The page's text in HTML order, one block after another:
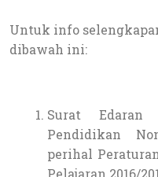
Untuk info
dibawah ini:
Surat Edaran
Pendidikan
perihal
Pelajaran 2016/